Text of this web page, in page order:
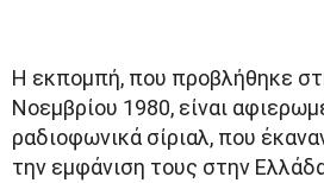
H εκπομπή, που προβλήθηκε
Νοεμβρίου 1980, είναι
ραδιοφωνικά σίριαλ, που
την εμφάνιση τους στην